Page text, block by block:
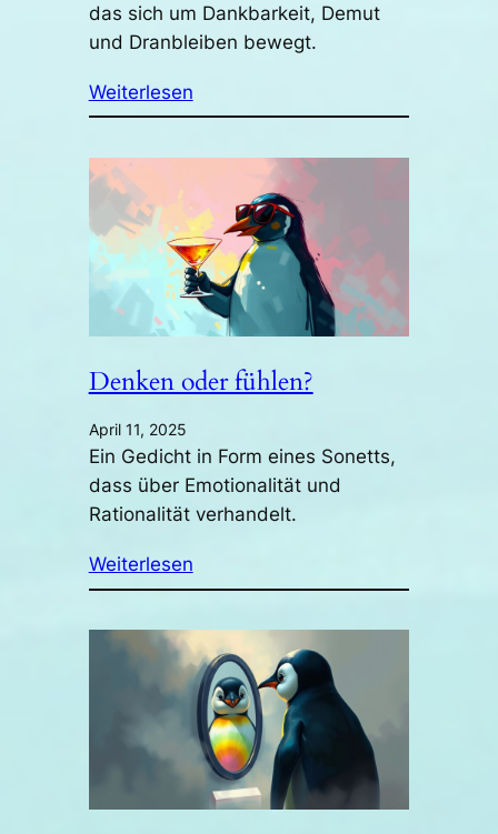
das sich um Dankbarkeit, Demut
und Dranbleiben bewegt.
Weiterlesen
Denken oder fühlen?
April 11, 2025
Ein Gedicht in Form eines Sonetts,
dass über Emotionalität und
Rationalität verhandelt.
Weiterlesen